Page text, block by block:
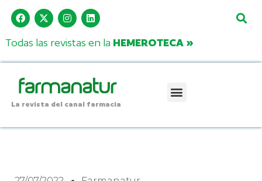
Todas las revistas en la HEMEROTECA »
La revista del canal farmacia